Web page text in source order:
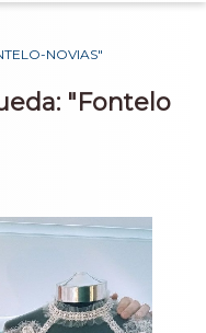
NOVIAS"
"Fontelo